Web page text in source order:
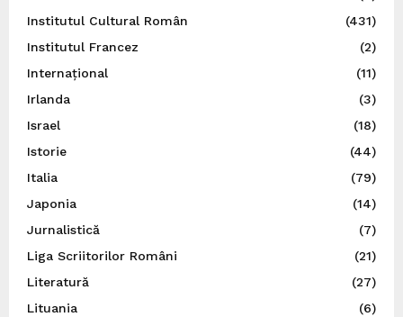
Institutul Cultural Român
(431)
Institutul Francez
(2)
Internațional
(11)
Irlanda
(3)
Israel
(18)
Istorie
(44)
Italia
(79)
Japonia
(14)
Jurnalistică
(7)
Liga Scriitorilor Români
(21)
Literatură
(27)
Lituania
(6)